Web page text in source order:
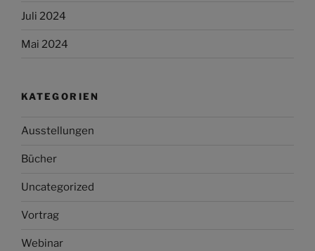
Juli 2024
Mai 2024
KATEGORIEN
Ausstellungen
Bücher
Uncategorized
Vortrag
Webinar